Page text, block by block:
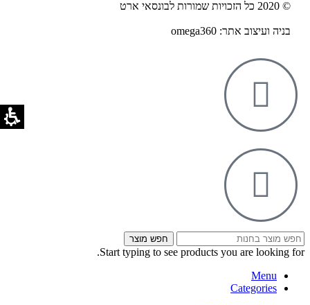
© 2020 כל הזכויות שמורות לבונסאי ארט
בניה ועיצוב אתר: omega360
חפש מוצר
Start typing to see products you are looking for.
Menu
Categories